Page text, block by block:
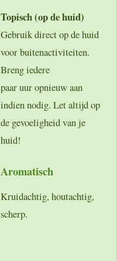
Topisch (op de huid)
Gebruik direct op de huid
voor buitenactiviteiten.
Breng iedere
paar uur opnieuw aan
indien nodig. Let altijd op
de gevoeligheid van je
huid!
Aromatisch
Kruidachtig, houtachtig,
scherp.